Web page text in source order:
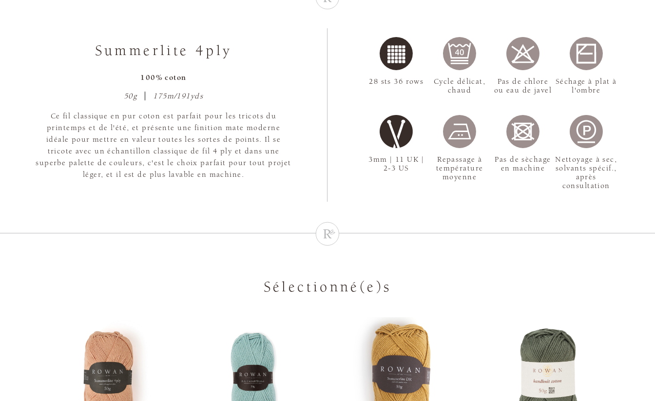
Summerlite 4ply
100% coton
50g 175m/191yds
Ce fil classique en pur coton est parfait pour les tricots du
printemps et de l'été, et présente une finition mate moderne
idéale pour mettre en valeur toutes les sortes de points. Il se
tricote avec un échantillon classique de fil 4 ply et dans une
superbe palette de couleurs, c'est le choix parfait pour tout projet
léger, et il est de plus lavable en machine.
3mm | 11 UK |
2-3 US
28 sts 36 rows
Cycle délicat,
chaud
Pas de chlore
ou eau de javel
Séchage à plat à
l'ombre
Repassage à
température
moyenne
Pas de sèchage
en machine
Nettoyage à sec,
solvants spécif.,
après
consultation
Sélectionné(e)s